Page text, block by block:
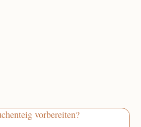
vorbereiten?